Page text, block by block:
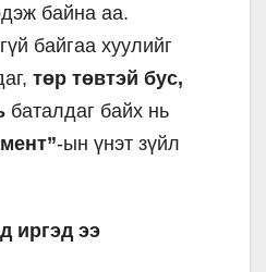
байна аа.
байгаа хуулийг
төр төвтэй бус,
баталдаг байх нь
-ын үнэт зүйл
иргэд ээ